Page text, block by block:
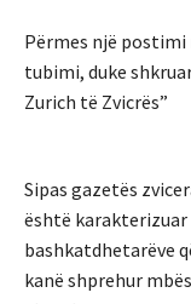
Përmes një postimi
tubimi, duke
Zurich të Zvicrës”
Sipas gazetës
është karakterizuar
bashkatdhetarëve
kanë shprehur